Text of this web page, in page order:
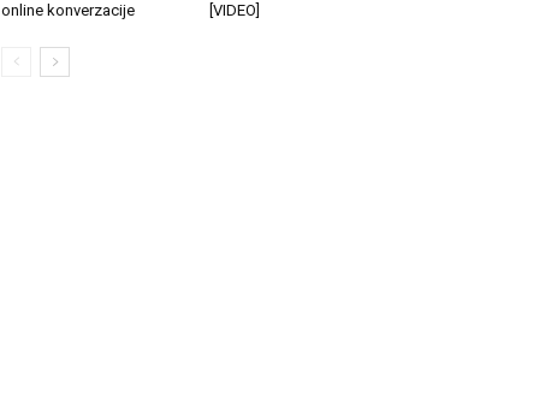
online konverzacije
[VIDEO]